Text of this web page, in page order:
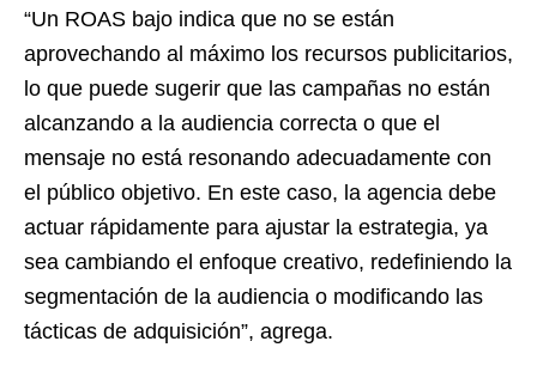
“Un ROAS bajo indica que no se están
aprovechando al máximo los recursos publicitarios,
lo que puede sugerir que las campañas no están
alcanzando a la audiencia correcta o que el
mensaje no está resonando adecuadamente con
el público objetivo. En este caso, la agencia debe
actuar rápidamente para ajustar la estrategia, ya
sea cambiando el enfoque creativo, redefiniendo la
segmentación de la audiencia o modificando las
tácticas de adquisición”, agrega.